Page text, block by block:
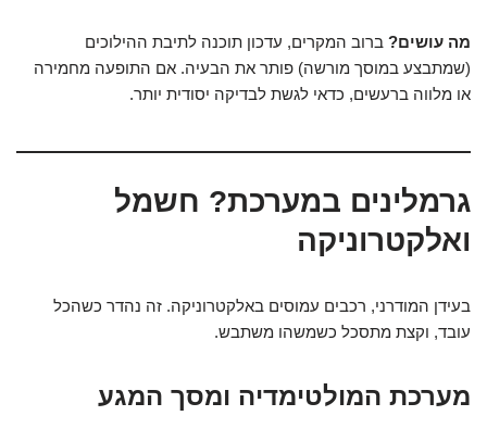
מה עושים? ברוב המקרים, עדכון תוכנה לתיבת ההילוכים
(שמתבצע במוסך מורשה) פותר את הבעיה. אם התופעה מחמירה
או מלווה ברעשים, כדאי לגשת לבדיקה יסודית יותר.
גרמלינים במערכת? חשמל
ואלקטרוניקה
בעידן המודרני, רכבים עמוסים באלקטרוניקה. זה נהדר כשהכל
עובד, וקצת מתסכל כשמשהו משתבש.
מערכת המולטימדיה ומסך המגע